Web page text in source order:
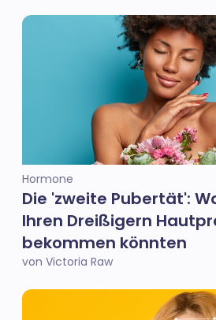
Hormone
Die 'zweite Pubertät':
Ihren Dreißigern
bekommen könnten
von Victoria Raw